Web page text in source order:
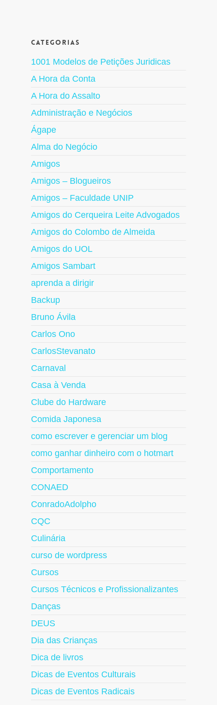
Categorias
1001 Modelos de Petições Juridicas
A Hora da Conta
A Hora do Assalto
Administração e Negócios
Ágape
Alma do Negócio
Amigos
Amigos – Blogueiros
Amigos – Faculdade UNIP
Amigos do Cerqueira Leite Advogados
Amigos do Colombo de Almeida
Amigos do UOL
Amigos Sambart
aprenda a dirigir
Backup
Bruno Ávila
Carlos Ono
CarlosStevanato
Carnaval
Casa à Venda
Clube do Hardware
Comida Japonesa
como escrever e gerenciar um blog
como ganhar dinheiro com o hotmart
Comportamento
CONAED
ConradoAdolpho
CQC
Culinária
curso de wordpress
Cursos
Cursos Técnicos e Profissionalizantes
Danças
DEUS
Dia das Crianças
Dica de livros
Dicas de Eventos Culturais
Dicas de Eventos Radicais